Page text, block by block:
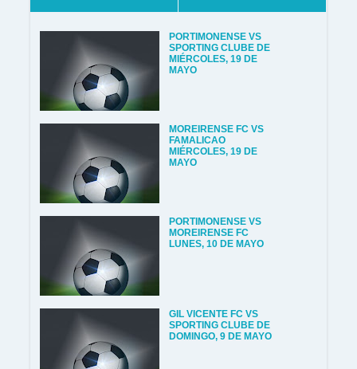
PORTIMONENSE VS
SPORTING CLUBE DE
MIÉRCOLES, 19 DE
MAYO
MOREIRENSE FC VS
FAMALICAO
MIÉRCOLES, 19 DE
MAYO
PORTIMONENSE VS
MOREIRENSE FC
LUNES, 10 DE MAYO
GIL VICENTE FC VS
SPORTING CLUBE DE
DOMINGO, 9 DE MAYO